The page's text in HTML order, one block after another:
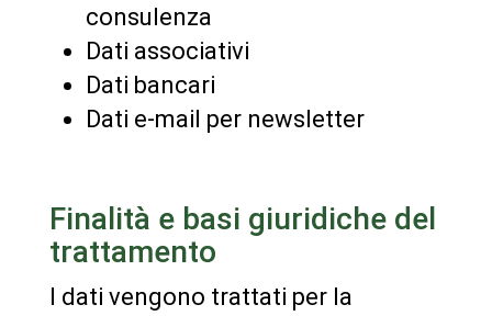
consulenza
Dati associativi
Dati bancari
Dati e-mail per newsletter
Finalità e basi giuridiche del
trattamento
I dati vengono trattati per la